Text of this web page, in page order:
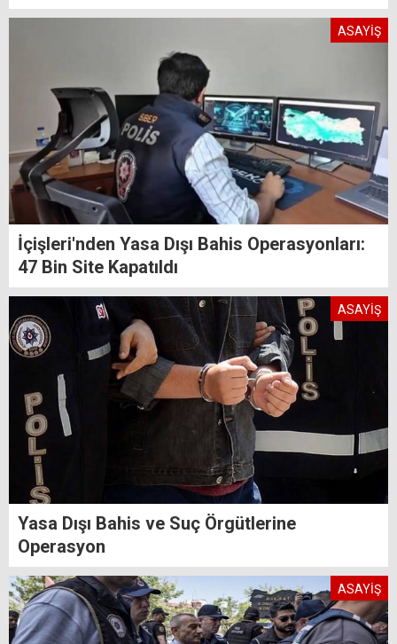
ASAYİŞ
İçişleri'nden Yasa Dışı Bahis Operasyonları:
47 Bin Site Kapatıldı
ASAYİŞ
Yasa Dışı Bahis ve Suç Örgütlerine
Operasyon
ASAYİŞ